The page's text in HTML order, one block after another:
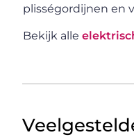
plisségordijnen en
Bekijk alle